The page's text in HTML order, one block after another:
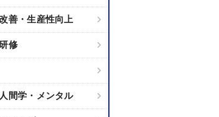
善・生産性向上
修
間学・メンタル